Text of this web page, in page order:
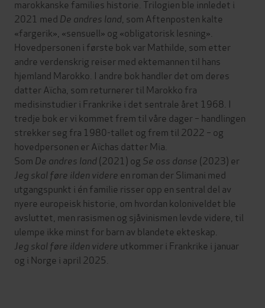
marokkanske families historie. Trilogien ble innledet i
2021 med De andres land , som Aftenposten kalte
«fargerik», «sensuell» og «obligatorisk lesning».
Hovedpersonen i første bok var Mathilde, som etter
andre verdenskrig reiser med ektemannen til hans
hjemland Marokko. I andre bok handler det om deres
datter Aïcha, som returnerer til Marokko fra
medisinstudier i Frankrike i det sentrale året 1968. I
tredje bok er vi kommet frem til våre dager – handlingen
strekker seg fra 1980-tallet og frem til 2022 – og
hovedpersonen er Aïchas datter Mia.
Som De andres land(2021) og Se oss danse (2023) er
Jeg skal føre ilden videre en roman der Slimani med
utgangspunkt i én familie risser opp en sentral del av
nyere europeisk historie, om hvordan koloniveldet ble
avsluttet, men rasismen og sjåvinismen levde videre, til
ulempe ikke minst for barn av blandete ekteskap.
Jeg skal føre ilden videre utkommer i Frankrike i januar
og i Norge i april 2025.